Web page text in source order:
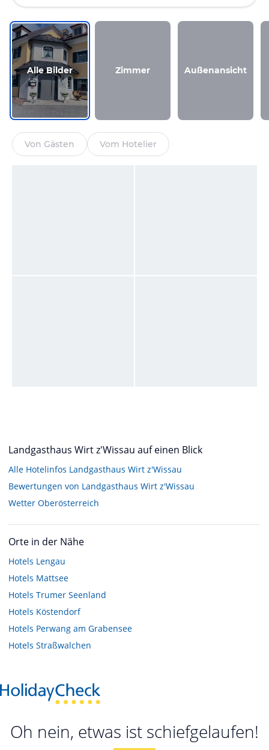
Alle Bilder Zimmer Außenansicht
Von Gästen Vom Hotelier
Landgasthaus Wirt z'Wissau auf einen Blick
Alle Hotelinfos Landgasthaus Wirt z'Wissau
Bewertungen von Landgasthaus Wirt z'Wissau
Wetter Oberösterreich
Orte in der Nähe
Hotels Lengau
Hotels Mattsee
Hotels Trumer Seenland
Hotels Köstendorf
Hotels Perwang am Grabensee
Hotels Straßwalchen
Oh nein, etwas ist schiefgelaufen!